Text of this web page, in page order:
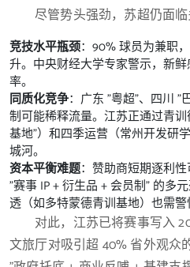
尽管势头强劲，苏超仍面临
竞技水平瓶颈：90% 球员为兼职
升。中央财经大学专家警示，新
率。
同质化竞争：广东 "粤超"、四川 "
制可能稀释流量。江苏正通过青
基地"）和四季运营（常州开发研
城河。
资本平衡难题：赞助商短期逐利
"赛事 IP + 衍生品 + 会员制" 的多
透（如多特蒙德青训基地）也需警
对此，江苏已将赛事写入
文旅厅对吸引超 40% 省外观众